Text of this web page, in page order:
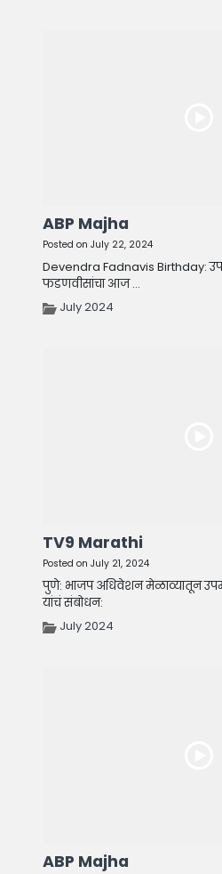
ABP Majha
Posted on July 22, 2024
Devendra Fadnavis Birthday:
फडणवीसांचा आज ...
July 2024
TV9 Marathi
Posted on July 21, 2024
पुणे: भाजप अधिवेशन मेळाव्यातून
यांचं संबोधन:
July 2024
ABP Majha